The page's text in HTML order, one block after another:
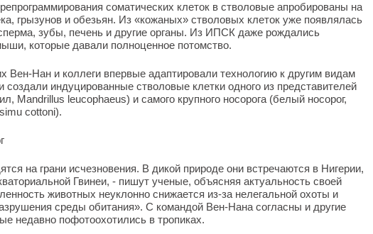
соматических клеток в стволовые апробированы на
грызунов и обезьян. Из «кожаных» стволовых клеток уже появлялась
зубы, печень и другие органы. Из ИПСК даже рождались
которые давали полноценное потомство.
Вен-Нан и коллеги впервые адаптировали технологию к другим видам
индуцированные стволовые клетки одного из представителей
Mandrillus leucophaeus) и самого крупного носорога (белый носорог,
cottoni).
на грани исчезновения. В дикой природе они встречаются в Нигерии,
Гвинеи, - пишут ученые, объясняя актуальность своей
животных неуклонно снижается из-за нелегальной охоты и
среды обитания». С командой Вен-Нана согласны и другие
недавно пофотоохотились в тропиках.